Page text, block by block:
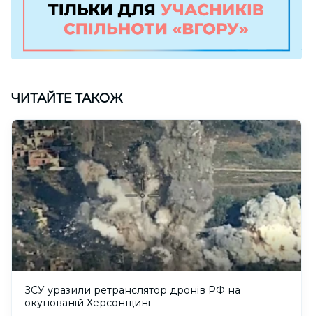
ЧИТАЙТЕ ТАКОЖ
ЗСУ уразили ретранслятор дронів РФ на
окупованій Херсонщині